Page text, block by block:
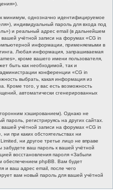
минимум, однозначно идентифицируемое
индивидуальный пароль для входа под
и реальный адрес email (в дальнейшем
учётной записи на форумах «CG in
информации, применяемыми в
Любая информация, запрашиваемая
кроме вашего имени пользователя,
быть как необходимой, так и
конференции «CG in
выбрать, какая информация из
Кроме того, у вас есть возможность
автоматически сгенерированных
хэшированием). Однако не
пароль, регистрируясь на других сайтах.
вашей учётной записи на форумах «CG in
при каких обстоятельствах ни
ни другое третье лицо не вправе
ваш пароль к вашей учётной
восстановления пароля «Забыли
обеспечением phpBB. Вам будет
и ваш адрес email, после чего
вам новый пароль для вашей учётной